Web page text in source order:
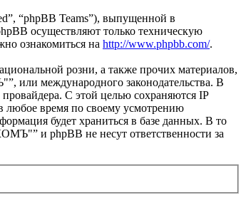
“phpBB Teams”), выпущенной в
осуществляют только техническую
ознакомиться на http://www.phpbb.com/.
розни, а также прочих материалов,
или международного законодательства. В
С этой целью сохраняются IP
любое время по своему усмотрению
будет храниться в базе данных. В то
и phpBB не несут ответственности за